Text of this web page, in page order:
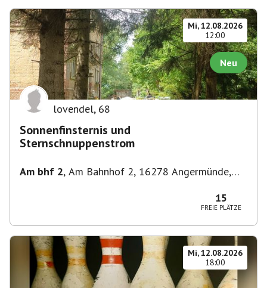
Mi, 12.08.2026
12:00
Neu
lovendel, 68
Sonnenfinsternis und
Sternschnuppenstrom
Am bhf 2, Am Bahnhof 2, 16278 Angermünde,
15
FREIE PLÄTZE
Mi, 12.08.2026
18:00